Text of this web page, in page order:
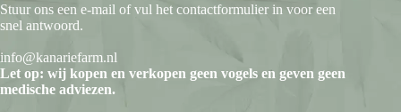
Stuur ons een e-mail of vul het contactformulier in voor een
snel antwoord.
info@kanariefarm.nl
Let op: wij kopen en verkopen geen vogels en geven geen
medische adviezen.